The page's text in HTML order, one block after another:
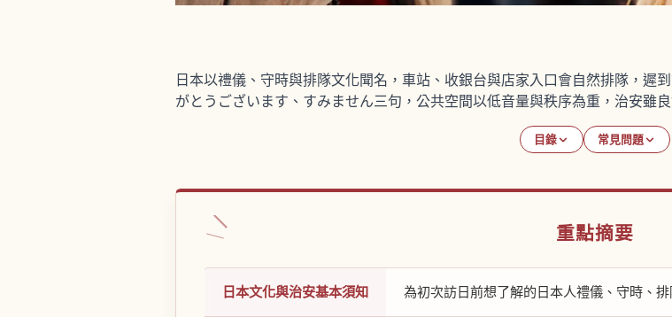
日本以禮儀、守時與排隊文化聞名，車站、收銀台與店家入口會自然排隊，遲
がとうございます、すみません三句，公共空間以低音量與秩序為重，治安雖
目錄 常見問題
重點摘要
日本文化與治安基本須知 為初次訪日前想了解的日本人禮儀、守時、